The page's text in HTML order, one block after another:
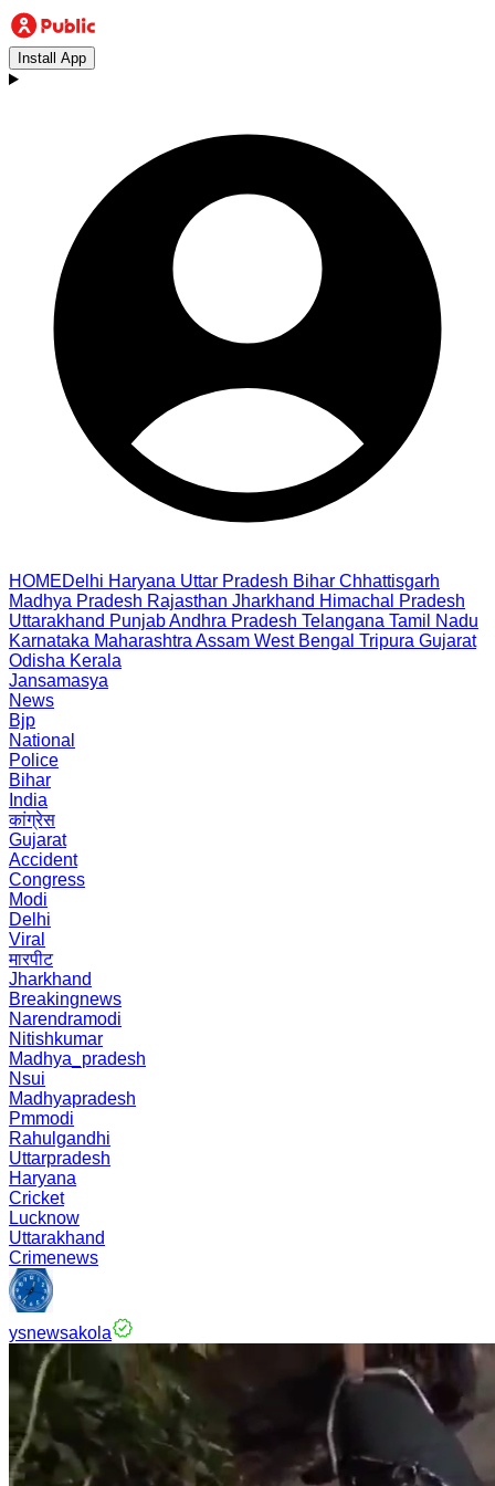
Install App
HOMEDelhi Haryana Uttar Pradesh Bihar Chhattisgarh
Madhya Pradesh Rajasthan Jharkhand Himachal Pradesh
Uttarakhand PunjabAndhra Pradesh Telangana Tamil Nadu
Karnataka Maharashtra Assam West Bengal Tripura Gujarat
Odisha Kerala
Jansamasya
News
Bjp
National
Police
Bihar
India
कांग्रेस
Gujarat
Accident
Congress
Modi
Delhi
Viral
मारपीट
Jharkhand
Breakingnews
Narendramodi
Nitishkumar
Madhya_pradesh
Nsui
Madhyapradesh
Pmmodi
Rahulgandhi
Uttarpradesh
Haryana
Cricket
Lucknow
Uttarakhand
Crimenews
ysnewsakola